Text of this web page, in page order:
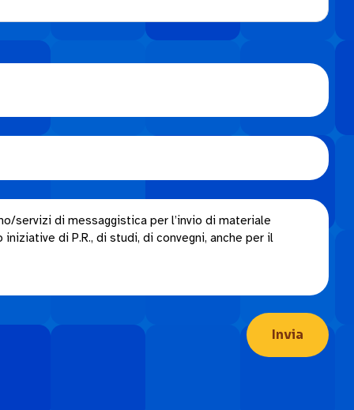
servizi di messaggistica per l’invio di materiale
di P.R., di studi, di convegni, anche per il